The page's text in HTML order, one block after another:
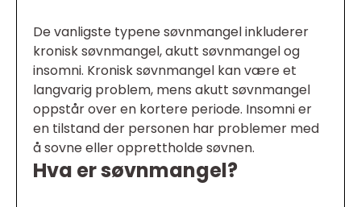
De vanligste typene søvnmangel inkluderer
kronisk søvnmangel, akutt søvnmangel og
insomni. Kronisk søvnmangel kan være et
langvarig problem, mens akutt søvnmangel
oppstår over en kortere periode. Insomni er
en tilstand der personen har problemer med
å sovne eller opprettholde søvnen.
Hva er søvnmangel?